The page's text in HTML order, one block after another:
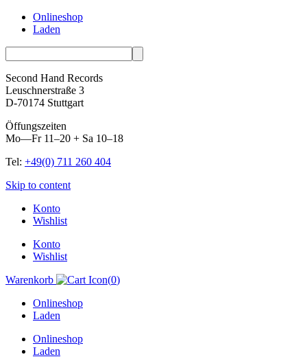
Onlineshop
Laden
Second Hand Records
Leuschnerstraße 3
D-70174 Stuttgart
Öffungszeiten
Mo—Fr 11–20 + Sa 10–18
Tel: +49(0) 711 260 404
Skip to content
Konto
Wishlist
Konto
Wishlist
Warenkorb
(0)
Onlineshop
Laden
Onlineshop
Laden